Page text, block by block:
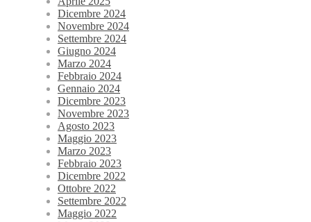
Dicembre 2024
Novembre 2024
Settembre 2024
Giugno 2024
Marzo 2024
Febbraio 2024
Gennaio 2024
Dicembre 2023
Novembre 2023
Agosto 2023
Maggio 2023
Marzo 2023
Febbraio 2023
Dicembre 2022
Ottobre 2022
Settembre 2022
Maggio 2022